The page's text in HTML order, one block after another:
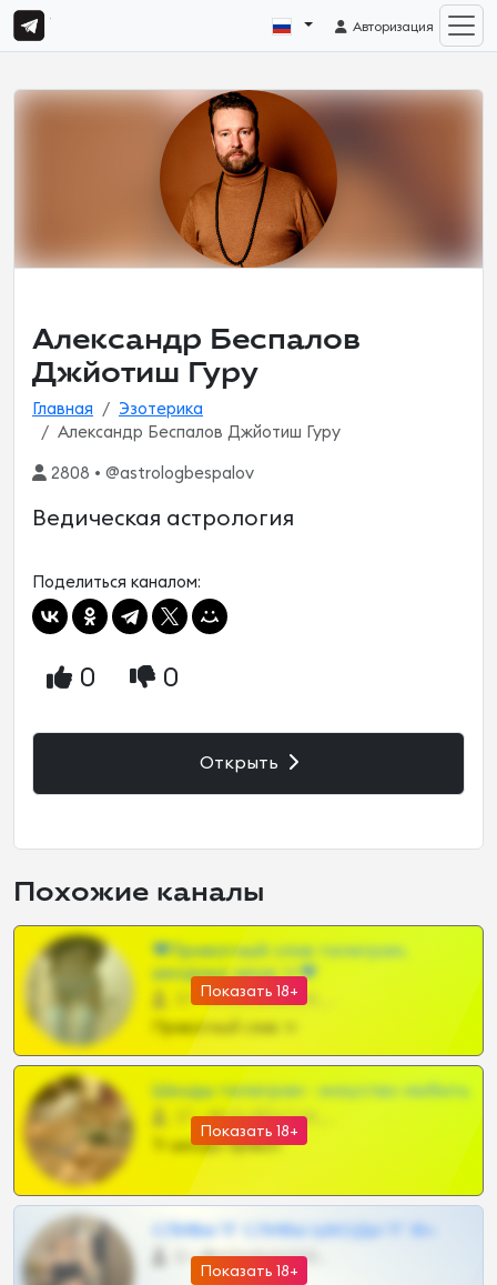
Авторизация
Александр Беспалов
Джйотиш Гуру
Главная
Эзотерика
Александр Беспалов Джйотиш Гуру
2808 • @astrologbespalov
Ведическая астрология
Поделиться каналом:
0 0
Открыть
Похожие каналы
Показать 18+
❤Приватный слив телеграм,
шкодных шкур тг❤
57 •
Приватный слив тг
Показать 18+
Шкоды телеграм - искуство любить
27 •
Тг шкоды приват
Показать 18+
СЛИВЫ ТГ СЛИВЫ ШКОДЫ ТГ 18+
0 •